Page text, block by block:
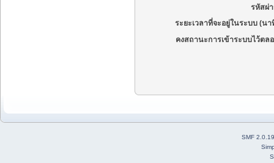
รหัสผ่
ระยะเวลาที่จะอยู่ในระบบ (นา
คงสถานะการเข้าระบบไว้ตล
SMF 2.0.19